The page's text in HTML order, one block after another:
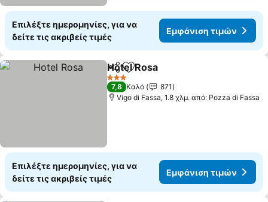
Επιλέξτε ημερομηνίες, για να
δείτε τις ακριβείς τιμές
Εμφάνιση τιμών
Κοινοποίηση
Προσθήκη στα αγαπημένα
Hotel Rosa
3 Αστέρια
7,8 Καλό
871
Vigo di Fassa, 1.8 χλμ. από: Pozza di Fassa
Επιλέξτε ημερομηνίες, για να
δείτε τις ακριβείς τιμές
Εμφάνιση τιμών